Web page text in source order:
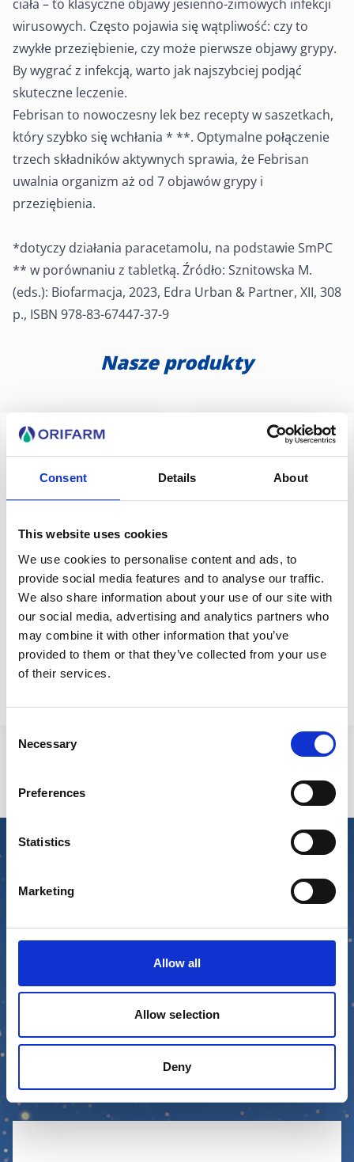
Consent Details About
This website uses cookies
We use cookies to personalise content and ads, to
provide social media features and to analyse our traffic.
We also share information about your use of our site with
our social media, advertising and analytics partners who
may combine it with other information that you’ve
provided to them or that they’ve collected from your use
of their services.
Selection
Necessary
Preferences
Statistics
Marketing
Allow all
Allow selection
Deny
ciała – to klasyczne objawy jesienno-zimowych infekcji
wirusowych. Często pojawia się wątpliwość: czy to
zwykłe przeziębienie, czy może pierwsze objawy grypy.
By wygrać z infekcją, warto jak najszybciej podjąć
skuteczne leczenie.
Febrisan to nowoczesny lek bez recepty w saszetkach,
który szybko się wchłania * **. Optymalne połączenie
trzech składników aktywnych sprawia, że Febrisan
uwalnia organizm aż od 7 objawów grypy i
przeziębienia.
*dotyczy działania paracetamolu, na podstawie SmPC
** w porównaniu z tabletką. Źródło: Sznitowska M.
(eds.): Biofarmacja, 2023, Edra Urban & Partner, XII, 308
p., ISBN 978-83-67447-37-9
Nasze produkty
FEBRISAN® 12
SASZETEK
Na objawy przeziębienia i
grypy
FEBRISAN® 16
SASZETEK
Na objawy przeziębienia i